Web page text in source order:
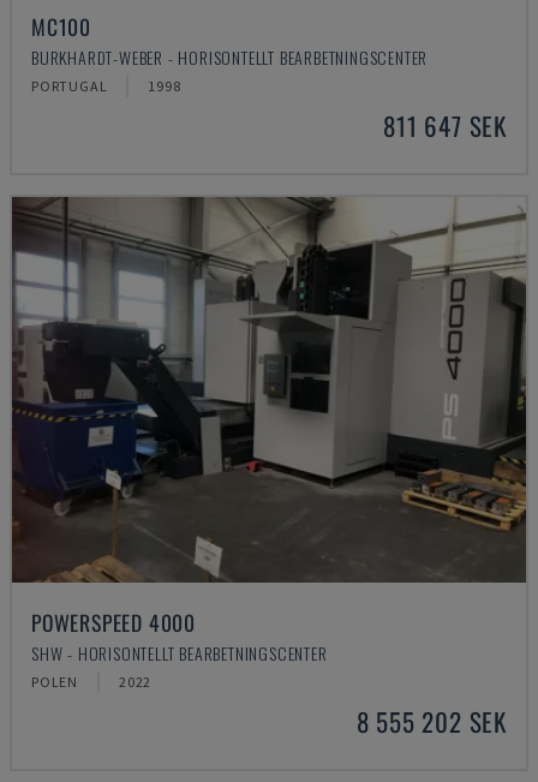
MC100
BURKHARDT-WEBER - HORISONTELLT BEARBETNINGSCENTER
PORTUGAL 1998
811 647 SEK
POWERSPEED 4000
SHW - HORISONTELLT BEARBETNINGSCENTER
POLEN 2022
8 555 202 SEK